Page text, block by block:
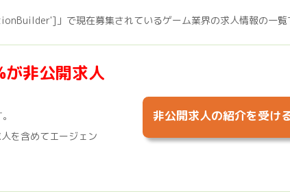
」で現在募集されているゲーム業界の求人情報の一覧
非公開求人
を含めてエージェン
非公開求人の紹介を受け